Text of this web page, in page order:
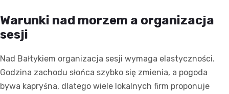
Warunki nad morzem a organizacja
sesji
Nad Bałtykiem organizacja sesji wymaga elastyczności.
Godzina zachodu słońca szybko się zmienia, a pogoda
bywa kapryśna, dlatego wiele lokalnych firm proponuje